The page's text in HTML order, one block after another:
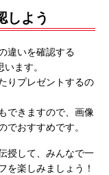
しよう
違いを確認する
ます。
りプレゼントするの
できますので、画像
でおすすめです。
授して、みんなで一
を楽しみましょう！